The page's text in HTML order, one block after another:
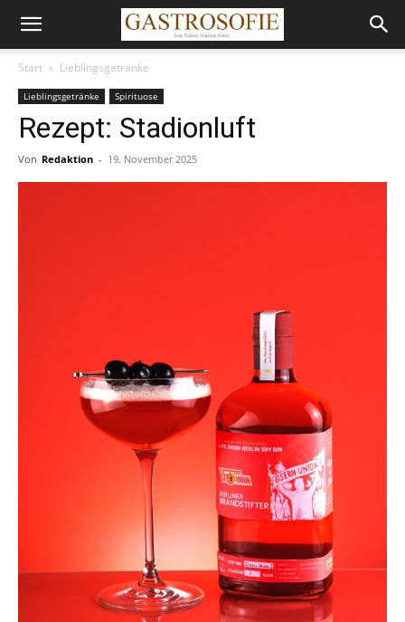
Start Lieblingsgetränke
Lieblingsgetränke Spirituose
Rezept: Stadionluft
Von Redaktion - 19. November 2025